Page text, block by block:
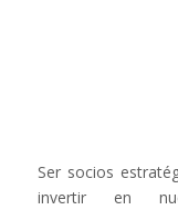
Ser socios
invertir en